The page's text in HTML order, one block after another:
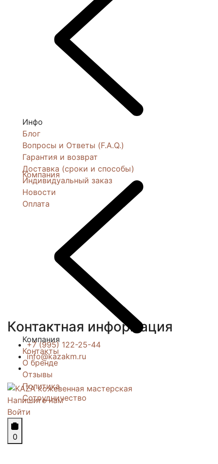
Инфо
Блог
Вопросы и Ответы (F.A.Q.)
Гарантия и возврат
Доставка (сроки и способы)
Индивидуальный заказ
Новости
Оплата
Компания
Компания
Контакты
О бренде
Отзывы
Политика
Сотрудничество
Контактная информация
+7 (995) 122-25-44
info@kazakm.ru
Напишите нам
Войти
0